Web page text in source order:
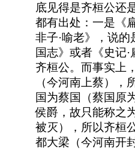
底见得是齐桓公还
都有出处：一是《
非子·喻老》，说的
国志》或者《史记
齐桓公。而事实上
（今河南上蔡），
国为蔡国（蔡国原
侯爵，故只能称之
被灭），所以齐桓
都大梁（今河南开